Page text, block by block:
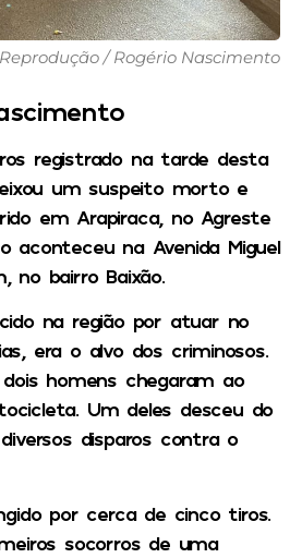
Reprodução / Rogério Nascimento
registrado na tarde desta
um suspeito morto e
em Arapiraca, no Agreste
aconteceu na Avenida Miguel
no bairro Baixão.
na região por atuar no
era o alvo dos criminosos.
homens chegaram ao
Um deles desceu do
disparos contra o
por cerca de cinco tiros.
socorros de uma